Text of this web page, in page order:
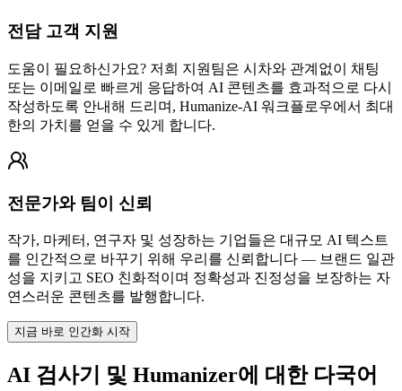
전담 고객 지원
도움이 필요하신가요? 저희 지원팀은 시차와 관계없이 채팅
또는 이메일로 빠르게 응답하여 AI 콘텐츠를 효과적으로 다시
작성하도록 안내해 드리며, Humanize-AI 워크플로우에서 최대
한의 가치를 얻을 수 있게 합니다.
전문가와 팀이 신뢰
작가, 마케터, 연구자 및 성장하는 기업들은 대규모 AI 텍스트
를 인간적으로 바꾸기 위해 우리를 신뢰합니다 — 브랜드 일관
성을 지키고 SEO 친화적이며 정확성과 진정성을 보장하는 자
연스러운 콘텐츠를 발행합니다.
지금 바로 인간화 시작
AI 검사기 및 Humanizer에 대한 다국어